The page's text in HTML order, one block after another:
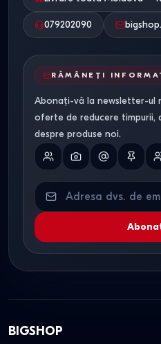
079202090
RĂMÂNEȚI
Abonați-vă la newsletter-ul
oferte de reducere timpurii,
despre produse noi.
BIGSHOP